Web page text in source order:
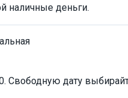
наличные деньги.
Свободную дату